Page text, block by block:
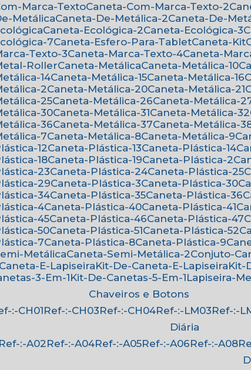
Marca-Texto
Caneta-Com-Marca-Texto-2
Metálica
Caneta-De-Metálica-2 Caneta-De-
Caneta-Ecológica-2 Caneta-Ecológica-3
7
Caneta-Esfero-Para-Tablet Caneta-Kit
Texto-3
Caneta-Marca-Texto-4 Caneta-
Roller
Caneta-Metálica Caneta-Metálica-10
14
Caneta-Metálica-15 Caneta-Metálica-16
2
Caneta-Metálica-20 Caneta-Metálica-21
25
Caneta-Metálica-26 Caneta-Metálica-
30
Caneta-Metálica-31 Caneta-Metálica-32
36
Caneta-Metálica-37 Caneta-Metálica-
7
Caneta-Metálica-8 Caneta-Metálica-9
12
Caneta-Plástica-13 Caneta-Plástica-14
18
Caneta-Plástica-19 Caneta-Plástica-2
23
Caneta-Plástica-24 Caneta-Plástica-25
29
Caneta-Plástica-3 Caneta-Plástica-30
34
Caneta-Plástica-35 Caneta-Plástica-36
4
Caneta-Plástica-40 Caneta-Plástica-41
45
Caneta-Plástica-46 Caneta-Plástica-47
50
Caneta-Plástica-51 Caneta-Plástica-52
7
Caneta-Plástica-8 Caneta-Plástica-9
Metálica
Caneta-Semi-Metálica-2 Conjuto-
E-Lapiseira
Kit-De-Caneta-E-Lapiseira
3-Em-1
Kit-De-Canetas-5-Em-1 Lapiseira-
Chaveiros e Botons
:-CH01 Ref-:-CH03 Ref-:-CH04 Ref-:-LM03 Ref-:-
Diária
Ref-:-A02 Ref-:-A04 Ref-:-A05 Ref-:-A06 Ref-:-A08